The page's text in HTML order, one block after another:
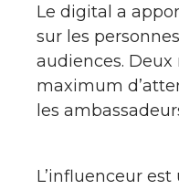
Le digital a
sur les
audiences.
maximum
les
L’influenceur